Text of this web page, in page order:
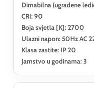
Dimabilna (ugradene
CRI: 90
Boja svjetla [K]: 2700
Ulazni napon: 50Hz AC
Klasa zastite: IP 20
Jamstvo u godinama: 3